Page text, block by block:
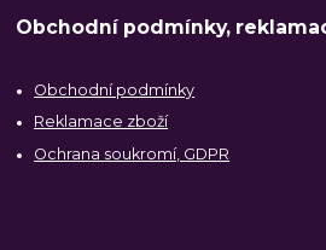
Obchodní podmínky,
Obchodní podmínky
Reklamace zboží
Ochrana soukromí, GDPR